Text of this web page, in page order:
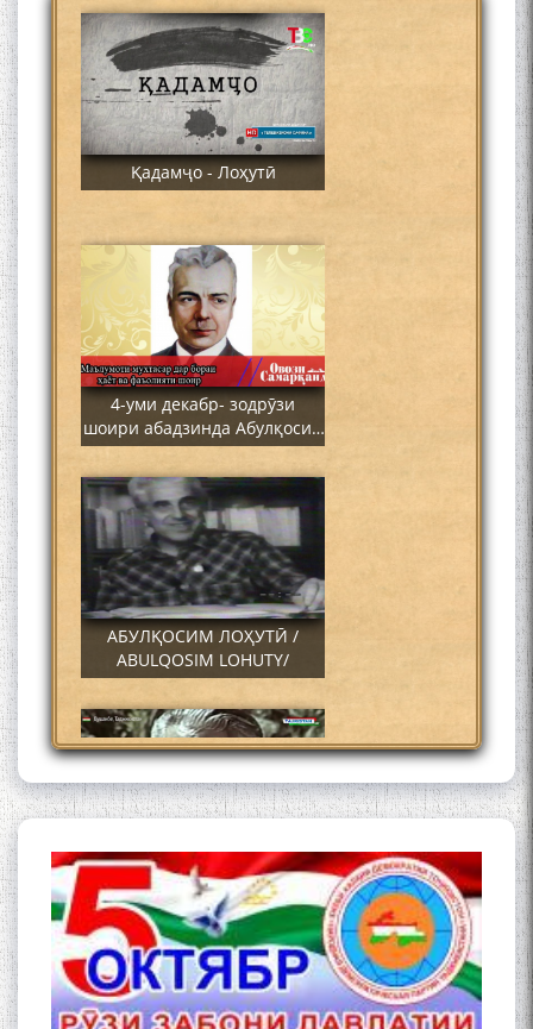
Қадамҷо - Лоҳутӣ
4-уми декабр- зодрӯзи
шоири абадзинда Абулқосим
Лоҳутӣ
АБУЛҚОСИМ ЛОҲУТӢ /
ABULQOSIM LOHUTY/
Что знают в Ташкенте о
Мирзо Турсунзаде, чьим
именем назвали станцию
метро?